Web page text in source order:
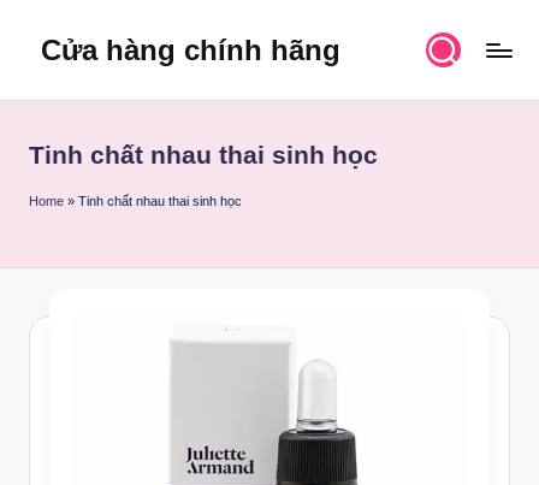
Cửa hàng chính hãng
Tinh chất nhau thai sinh học
Home » Tinh chất nhau thai sinh học